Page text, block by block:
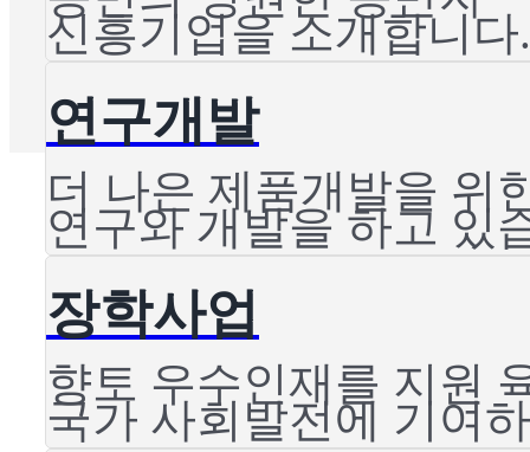
신흥기업을 소개합니다.
연구개발
더 나은 제품개발을 위
연구와 개발을 하고 있
장학사업
향토 우수인재를 지원
국가 사회발전에 기여